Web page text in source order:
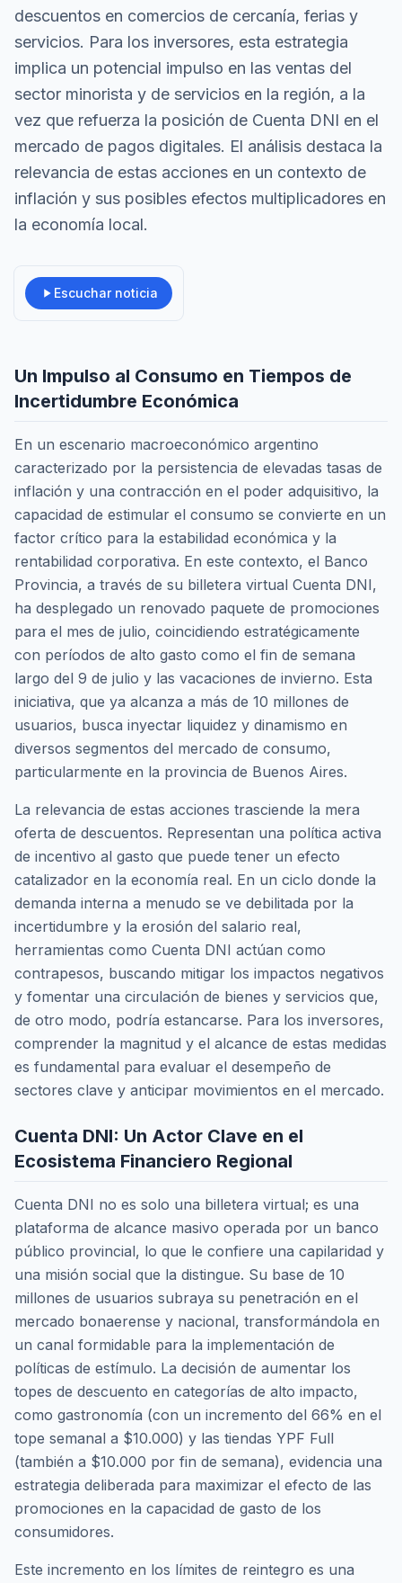
descuentos en comercios de cercanía, ferias y
servicios. Para los inversores, esta estrategia
implica un potencial impulso en las ventas del
sector minorista y de servicios en la región, a la
vez que refuerza la posición de Cuenta DNI en el
mercado de pagos digitales. El análisis destaca la
relevancia de estas acciones en un contexto de
inflación y sus posibles efectos multiplicadores en
la economía local.
Escuchar noticia
Un Impulso al Consumo en Tiempos de
Incertidumbre Económica
En un escenario macroeconómico argentino
caracterizado por la persistencia de elevadas tasas de
inflación y una contracción en el poder adquisitivo, la
capacidad de estimular el consumo se convierte en un
factor crítico para la estabilidad económica y la
rentabilidad corporativa. En este contexto, el Banco
Provincia, a través de su billetera virtual Cuenta DNI,
ha desplegado un renovado paquete de promociones
para el mes de julio, coincidiendo estratégicamente
con períodos de alto gasto como el fin de semana
largo del 9 de julio y las vacaciones de invierno. Esta
iniciativa, que ya alcanza a más de 10 millones de
usuarios, busca inyectar liquidez y dinamismo en
diversos segmentos del mercado de consumo,
particularmente en la provincia de Buenos Aires.
La relevancia de estas acciones trasciende la mera
oferta de descuentos. Representan una política activa
de incentivo al gasto que puede tener un efecto
catalizador en la economía real. En un ciclo donde la
demanda interna a menudo se ve debilitada por la
incertidumbre y la erosión del salario real,
herramientas como Cuenta DNI actúan como
contrapesos, buscando mitigar los impactos negativos
y fomentar una circulación de bienes y servicios que,
de otro modo, podría estancarse. Para los inversores,
comprender la magnitud y el alcance de estas medidas
es fundamental para evaluar el desempeño de
sectores clave y anticipar movimientos en el mercado.
Cuenta DNI: Un Actor Clave en el
Ecosistema Financiero Regional
Cuenta DNI no es solo una billetera virtual; es una
plataforma de alcance masivo operada por un banco
público provincial, lo que le confiere una capilaridad y
una misión social que la distingue. Su base de 10
millones de usuarios subraya su penetración en el
mercado bonaerense y nacional, transformándola en
un canal formidable para la implementación de
políticas de estímulo. La decisión de aumentar los
topes de descuento en categorías de alto impacto,
como gastronomía (con un incremento del 66% en el
tope semanal a $10.000) y las tiendas YPF Full
(también a $10.000 por fin de semana), evidencia una
estrategia deliberada para maximizar el efecto de las
promociones en la capacidad de gasto de los
consumidores.
Este incremento en los límites de reintegro es una